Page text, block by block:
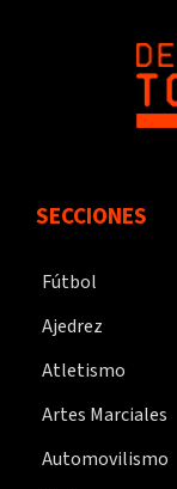
SECCIONES
Fútbol
Ajedrez
Atletismo
Artes Marciales
Automovilismo